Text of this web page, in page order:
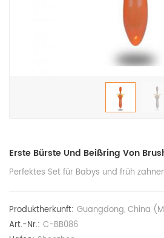
Erste Bürste Und Beißring Von
Perfektes Set für Babys und früh
Produktherkunft: Guangdong, China
Art.-Nr.: C-BB086